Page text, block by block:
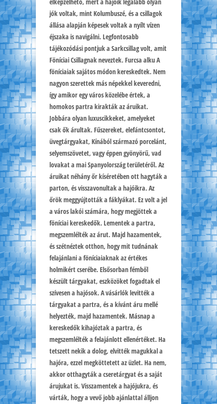
jók voltak, mint Kolumbuszé, és a csillagok
állása alapján képesek voltak a nyílt vízen
éjszaka is navigálni. Legfontosabb
tájékozódási pontjuk a Sarkcsillag volt, amit
Föníciai Csillagnak neveztek. Furcsa alku A
föníciaiak sajátos módon kereskedtek. Nem
nagyon szerettek más népekkel keveredni,
így amikor egy város közelébe értek, a
homokos partra kirakták az áruikat.
Jobbára olyan luxuscikkeket, amelyeket
csak ők árultak. Fűszereket, elefántcsontot,
üvegtárgyakat, Kínából származó porcelánt,
selyemszövetet, vagy éppen gyönyörű, vad
lovakat a mai Spanyolország területéről. Az
áruikat néhány őr kíséretében ott hagyták a
parton, és visszavonultak a hajóikra. Az
őrök meggyújtották a fáklyákat. Ez volt a jel
a város lakói számára, hogy megjöttek a
föníciai kereskedők. Lementek a partra,
megszemlélték az árut. Majd hazamentek,
és szétnéztek otthon, hogy mit tudnának
felajánlani a föníciaiaknak az értékes
holmikért cserébe. Elsősorban fémből
készült tárgyakat, eszközöket fogadtak el
szívesen a hajósok. A vásárlók levitték a
tárgyakat a partra, és a kívánt áru mellé
helyezték, majd hazamentek. Másnap a
kereskedők kihajóztak a partra, és
megszemlélték a felajánlott ellenértéket. Ha
tetszett nekik a dolog, elvitték magukkal a
hajóra, ezzel megköttetett az üzlet. Ha nem,
akkor otthagyták a cseretárgyat és a saját
árujukat is. Visszamentek a hajójukra, és
várták, hogy a vevő jobb ajánlattal álljon